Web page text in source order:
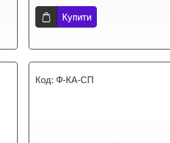
Купити
Ф-КА-СП